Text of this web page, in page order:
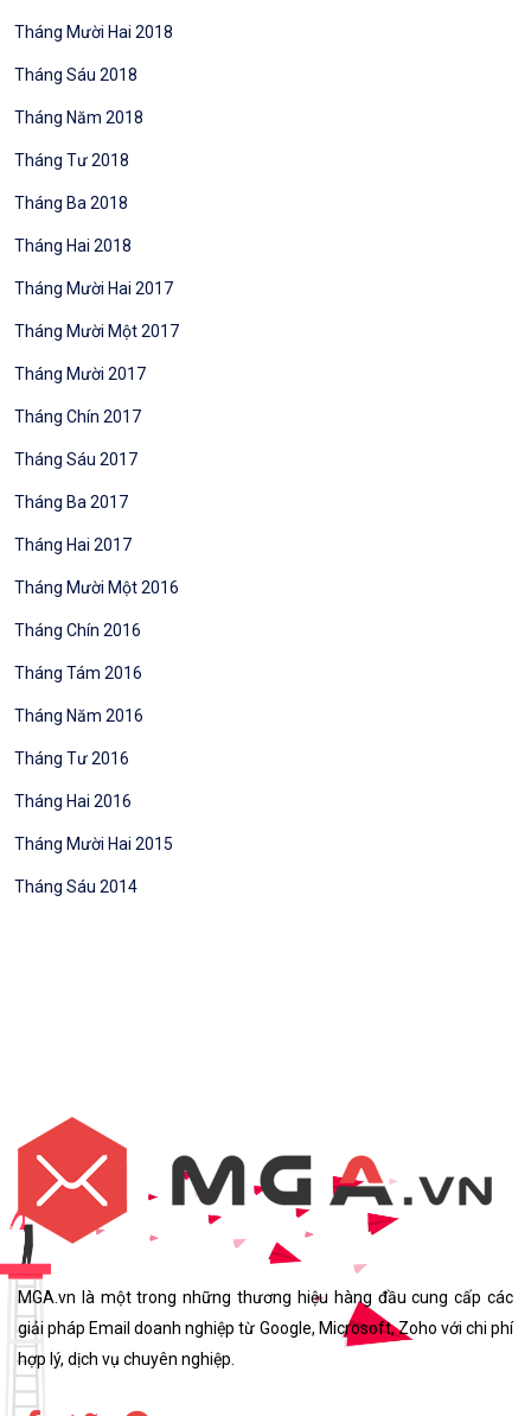
Tháng Mười Hai 2018
Tháng Sáu 2018
Tháng Năm 2018
Tháng Tư 2018
Tháng Ba 2018
Tháng Hai 2018
Tháng Mười Hai 2017
Tháng Mười Một 2017
Tháng Mười 2017
Tháng Chín 2017
Tháng Sáu 2017
Tháng Ba 2017
Tháng Hai 2017
Tháng Mười Một 2016
Tháng Chín 2016
Tháng Tám 2016
Tháng Năm 2016
Tháng Tư 2016
Tháng Hai 2016
Tháng Mười Hai 2015
Tháng Sáu 2014
MGA.vn là một trong những thương hiệu hàng đầu cung cấp các
giải pháp Email doanh nghiệp từ Google, Microsoft, Zoho với chi phí
hợp lý, dịch vụ chuyên nghiệp.